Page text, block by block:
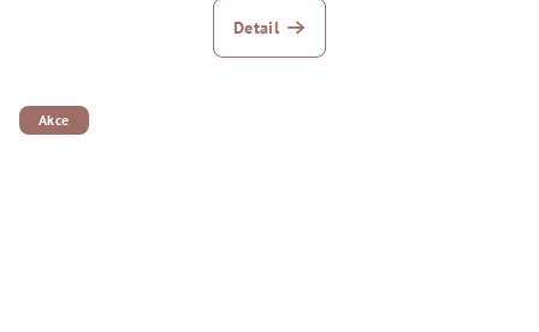
Detail
Akce